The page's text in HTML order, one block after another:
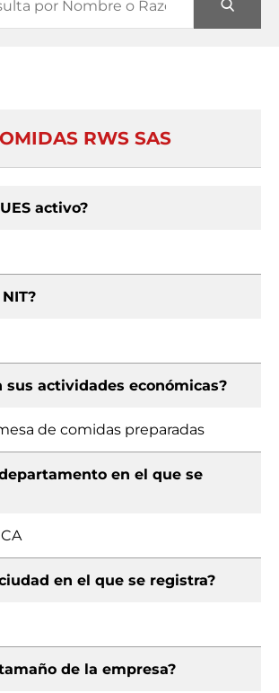
RWS SAS
activo?
sus actividades económicas?
de comidas preparadas
en el que se
en el que se registra?
de la empresa?